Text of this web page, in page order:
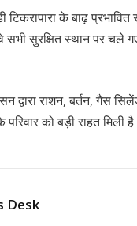
टिकरापारा के बाढ़
सुरक्षित स्थान पर चले
द्वारा राशन, बर्तन, गैस
को बड़ी राहत मिली
Desk